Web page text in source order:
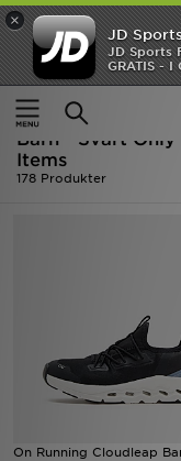
×
JD
JD Sports
GRATIS - I
Ny termin, ny stil
Hem
Barn
Barn - Svart Only
Items
178 Produkter
On Running Cloudleap
Hem
Rea
Nyheter
Herr
Varumärken
Bästsäljare